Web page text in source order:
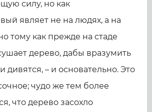
силу, но как
являет не на людях, а на
тому как прежде на стаде
дерево, дабы вразумить
дивятся, – и основательно. Это
чудо же тем более
что дерево засохло